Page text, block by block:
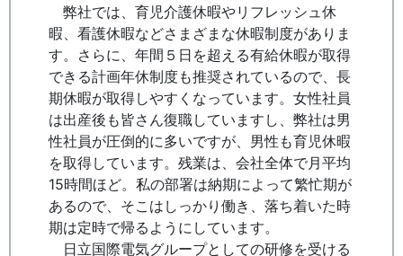
弊社では、育児介護休暇やリフレッシュ休
暇、看護休暇などさまざまな休暇制度がありま
す。さらに、年間５日を超える有給休暇が取得
できる計画年休制度も推奨されているので、長
期休暇が取得しやすくなっています。女性社員
は出産後も皆さん復職していますし、弊社は男
性社員が圧倒的に多いですが、男性も育児休暇
を取得しています。残業は、会社全体で月平均
15時間ほど。私の部署は納期によって繁忙期が
あるので、そこはしっかり働き、落ち着いた時
期は定時で帰るようにしています。
日立国際電気グループとしての研修を受ける